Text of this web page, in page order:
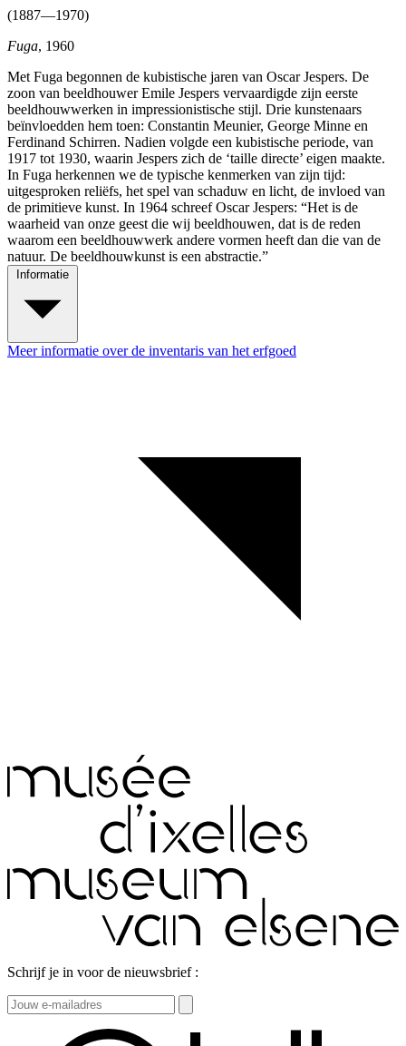
(1887—1970)
Fuga, 1960
Met Fuga begonnen de kubistische jaren van Oscar Jespers. De
zoon van beeldhouwer Emile Jespers vervaardigde zijn eerste
beeldhouwwerken in impressionistische stijl. Drie kunstenaars
beïnvloedden hem toen: Constantin Meunier, George Minne en
Ferdinand Schirren. Nadien volgde een kubistische periode, van
1917 tot 1930, waarin Jespers zich de ‘taille directe’ eigen maakte.
In Fuga herkennen we de typische kenmerken van zijn tijd:
uitgesproken reliëfs, het spel van schaduw en licht, de invloed van
de primitieve kunst. In 1964 schreef Oscar Jespers: “Het is de
waarheid van onze geest die wij beeldhouwen, dat is de reden
waarom een beeldhouwwerk andere vormen heeft dan die van de
natuur. De beeldhouwkunst is een abstractie.”
Informatie
Meer informatie over de inventaris van het erfgoed
Schrijf je in voor de nieuwsbrief :